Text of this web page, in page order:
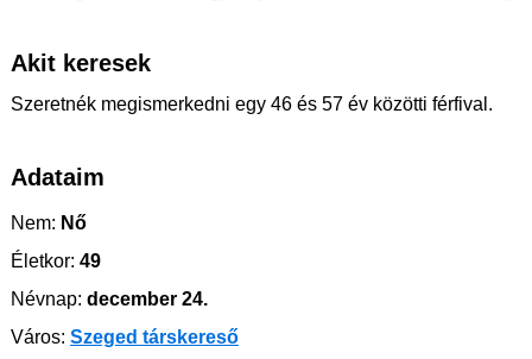
Akit keresek
Szeretnék megismerkedni egy 46 és 57 év közötti férfival.
Adataim
Nem: Nő
Életkor: 49
Névnap: december 24.
Város: Szeged társkereső